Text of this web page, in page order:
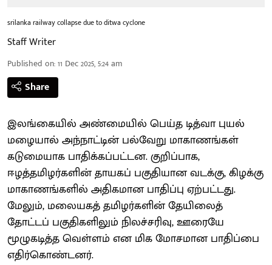
srilanka railway collapse due to ditwa cyclone
Staff Writer
Published on:11 Dec 2025, 5:24 am
Share
இலங்கையில் அண்மையில் பெய்த டித்வா புயல்
மழையால் அந்நாட்டின் பல்வேறு மாகாணங்கள்
கடுமையாக பாதிக்கப்பட்டன. குறிப்பாக,
ஈழத்தமிழர்களின் தாயகப் பகுதியான வடக்கு, கிழக்கு
மாகாணங்களில் அதிகமான பாதிப்பு ஏற்பட்டது.
மேலும், மலையகத் தமிழர்களின் தேயிலைத்
தோட்டப் பகுதிகளிலும் நிலச்சரிவு, ஊரையே
மூழுகடித்த வெள்ளம் என மிக மோசமான பாதிப்பை
எதிர்கொண்டனர்.